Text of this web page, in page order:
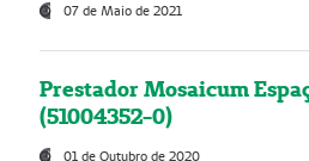
07 de Maio de 2021
Prestador Mosaicum
(51004352-0)
01 de Outubro de 2020